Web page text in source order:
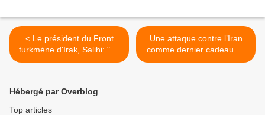
< Le président du Front
turkmène d'Irak, Salihi: "Le
départ du PKK de Sinjar
Une attaque contre l’Iran
comme dernier cadeau de
Trump à Israël ? >
Hébergé par Overblog
Top articles